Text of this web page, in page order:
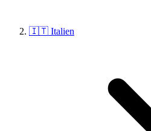
🇮🇹 Italien